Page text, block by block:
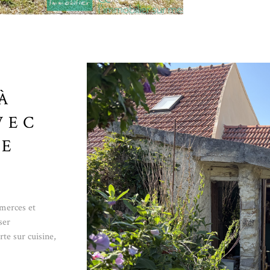
et
sur cuisine,
Place de